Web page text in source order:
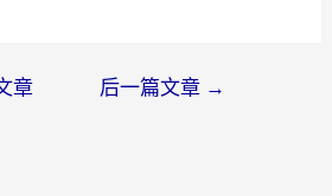
章 后一篇文章 →